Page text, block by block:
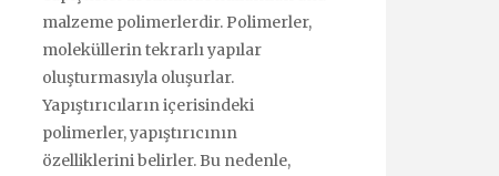
malzeme polimerlerdir. Polimerler,
moleküllerin tekrarlı yapılar
oluşturmasıyla oluşurlar.
Yapıştırıcıların içerisindeki
polimerler, yapıştırıcının
özelliklerini belirler. Bu nedenle,